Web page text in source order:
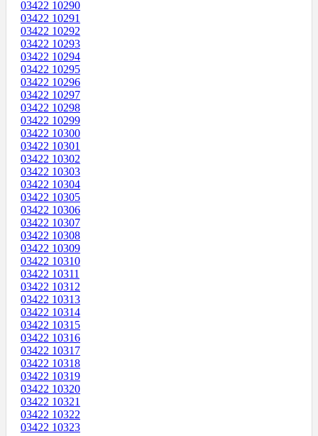
03422 10290
03422 10291
03422 10292
03422 10293
03422 10294
03422 10295
03422 10296
03422 10297
03422 10298
03422 10299
03422 10300
03422 10301
03422 10302
03422 10303
03422 10304
03422 10305
03422 10306
03422 10307
03422 10308
03422 10309
03422 10310
03422 10311
03422 10312
03422 10313
03422 10314
03422 10315
03422 10316
03422 10317
03422 10318
03422 10319
03422 10320
03422 10321
03422 10322
03422 10323